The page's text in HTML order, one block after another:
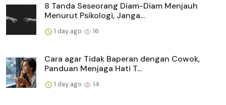
8 Tanda Seseorang Diam-Diam Menjauh
Menurut Psikologi, Janga...
1 day ago 16
Cara agar Tidak Baperan dengan Cowok,
Panduan Menjaga Hati T...
1 day ago 14